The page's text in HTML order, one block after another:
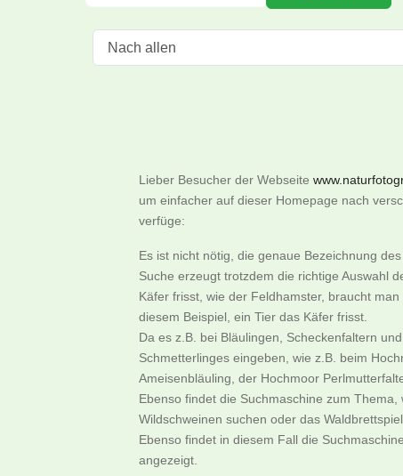
Lieber Besucher der Webseite
um einfacher auf dieser Homepage nach
verfüge:
Es ist nicht nötig, die genaue Bezeichnung
Suche erzeugt trotzdem die richtige Auswahl
Käfer frisst, wie der Feldhamster, braucht
diesem Beispiel, ein Tier das Käfer frisst.
Da es z.B. bei Bläulingen, Scheckenfaltern
Schmetterlinges eingeben, wie z.B. beim
Ameisenbläuling, der Hochmoor
Ebenso findet die Suchmaschine zum
Wildschweinen suchen oder das
Ebenso findet in diesem Fall die
angezeigt.